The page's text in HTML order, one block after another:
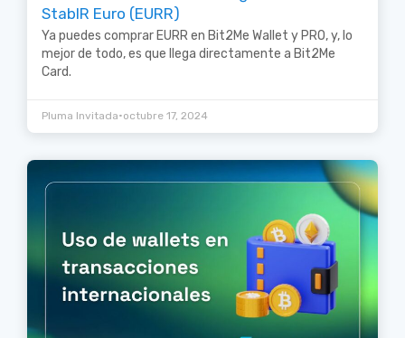
StablR Euro (EURR)
Ya puedes comprar EURR en Bit2Me Wallet y PRO, y, lo
mejor de todo, es que llega directamente a Bit2Me
Card.
Pluma Invitada•octubre 17, 2024